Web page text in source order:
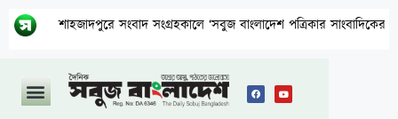
শাহজাদপুরে সংবাদ সংগ্রহকালে ‘সবুজ বাংলাদেশ পত্রিকার সাংবাদিকের মোবাইল